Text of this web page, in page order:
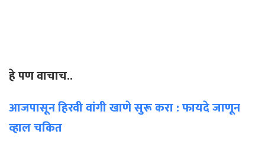
हे पण वाचाच..
आजपासून हिरवी वांगी खाणे सुरू करा : फायदे जाणून
व्हाल चकित